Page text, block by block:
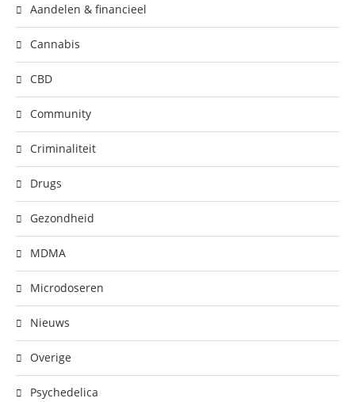
Aandelen & financieel
Cannabis
CBD
Community
Criminaliteit
Drugs
Gezondheid
MDMA
Microdoseren
Nieuws
Overige
Psychedelica